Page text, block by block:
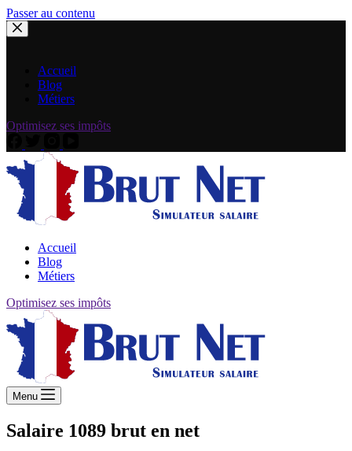
Passer au contenu
Accueil
Blog
Métiers
Optimisez ses impôts
Accueil
Blog
Métiers
Optimisez ses impôts
Menu
Salaire 1089 brut en net